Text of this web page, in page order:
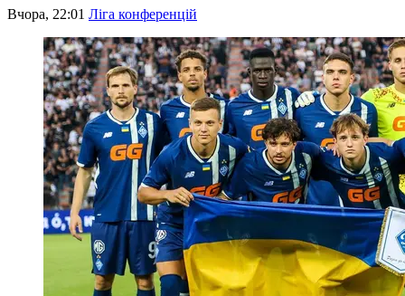
Вчора, 22:01 Ліга конференцій